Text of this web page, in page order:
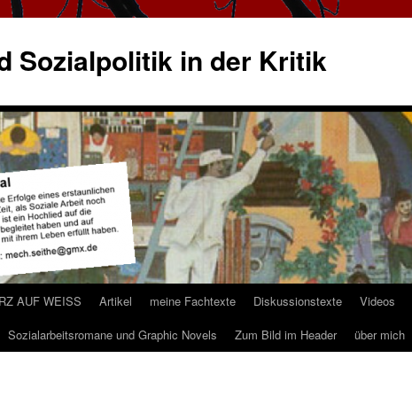
Sozialpolitik in der Kritik
AUF WEISS Artikel meine Fachtexte Diskussionstexte Videos
Sozialarbeitsromane und Graphic Novels Zum Bild im Header über mich